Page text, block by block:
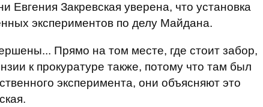
Евгения Закревская уверена, что установка
экспериментов по делу Майдана.
Прямо на том месте, где стоит забор,
к прокуратуре также, потому что там был
эксперимента, они объясняют это